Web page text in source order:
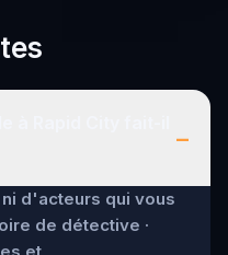
–
d'acteurs qui vous
de détective ·